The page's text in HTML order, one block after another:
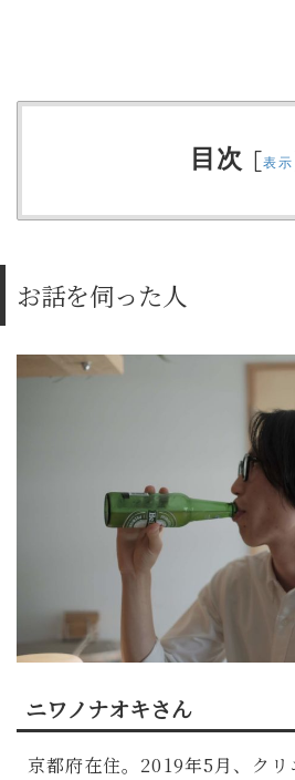
目次 [表示
お話を伺った人
ニワノナオキさん
京都府在住。2019年5月、ク